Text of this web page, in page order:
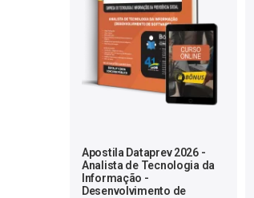
Apostila Dataprev 2026 -
Analista de Tecnologia da
Informação -
Desenvolvimento de